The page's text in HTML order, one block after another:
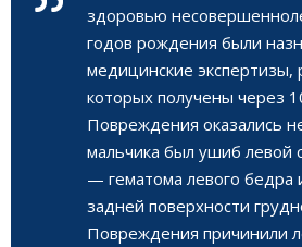
здоровью
годов рождения были
медицинские экспертизы,
которых получены через
Повреждения оказались
мальчика был ушиб левой
— гематома левого бедра
задней поверхности
Повреждения причинили